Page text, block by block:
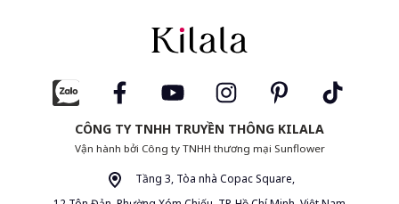
CÔNG TY TNHH TRUYỀN THÔNG KILALA
Vận hành bởi Công ty TNHH thương mại Sunflower
Tầng 3, Tòa nhà Copac Square,